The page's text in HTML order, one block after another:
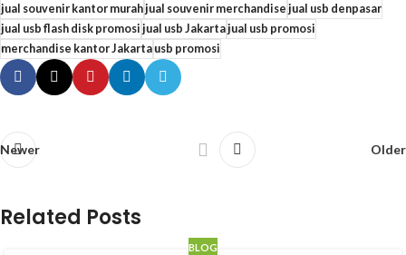
jual souvenir kantor murahjual souvenir merchandise jual usb denpasar
jual usb flash disk promosi jual usb Jakartajual usb promosi
merchandise kantor Jakartausb promosi
Newer Older
Related Posts
BLOG